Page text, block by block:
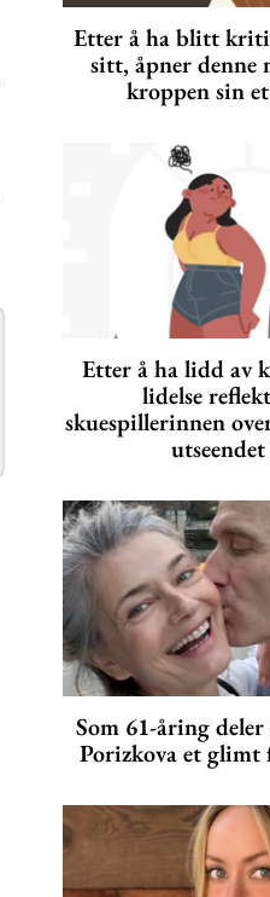
Etter å ha blitt
sitt, åpner denne
kroppen sin
Etter å ha lidd av
lidelse
skuespillerinnen
Som 61-åring
Porizkova et